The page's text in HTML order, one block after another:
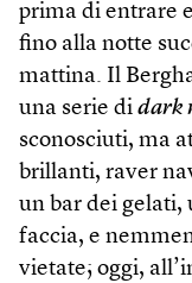
prima di entrare
fino alla notte
mattina. Il
una serie di dark
sconosciuti, ma
brillanti, raver
un bar dei gelati,
faccia, e
vietate; oggi,